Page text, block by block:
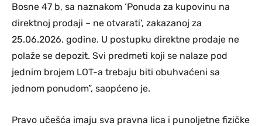
Bosne 47 b, sa naznakom ‘Ponuda za kupovinu na
direktnoj prodaji – ne otvarati’, zakazanoj za
25.06.2026. godine. U postupku direktne prodaje ne
polaže se depozit. Svi predmeti koji se nalaze pod
jednim brojem LOT-a trebaju biti obuhvaćeni sa
jednom ponudom”, saopćeno je.
Pravo učešća imaju sva pravna lica i punoljetne fizičke